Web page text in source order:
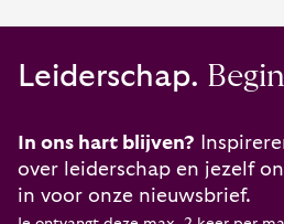
Leiderschap.
In ons hart blijven?
over leiderschap en jezelf
in voor onze nieuwsbrief.